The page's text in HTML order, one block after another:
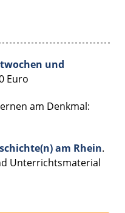
und
Euro
am Denkmal:
am Rhein.
Unterrichtsmaterial